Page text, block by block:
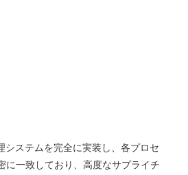
ステムを完全に実装し、各プロセ
に一致しており、高度なサプライチ